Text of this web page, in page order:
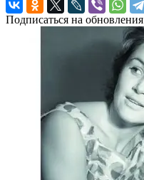
Подписаться на обновления